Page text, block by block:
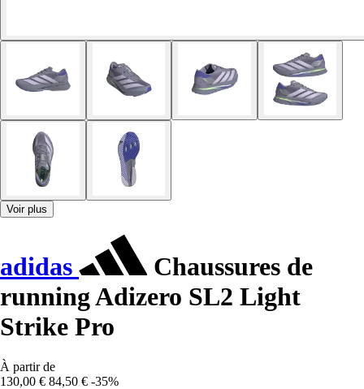
Voir plus
adidas
Chaussures de
running Adizero SL2 Light
Strike Pro
À partir de
130,00 € 84,50 € -35%